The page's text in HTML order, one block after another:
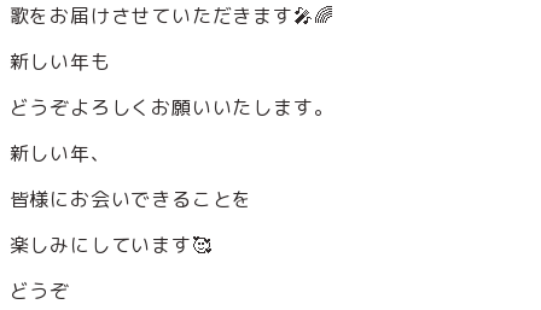
歌をお届けさせていただきます🎤🌈
新しい年も
どうぞよろしくお願いいたします。
新しい年、
皆様にお会いできることを
楽しみにしています🥰
どうぞ